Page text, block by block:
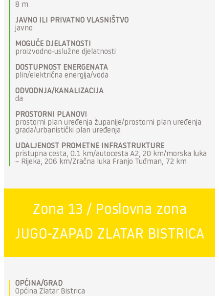
8 m
JAVNO ILI PRIVATNO VLASNIŠTVO
javno
MOGUĆE DJELATNOSTI
proizvodno-uslužne djelatnosti
DOSTUPNOST ENERGENATA
plin/električna energija/voda
ODVODNJA/KANALIZACIJA
da
PROSTORNI PLANOVI
prostorni plan uređenja županije/prostorni plan uređenja
grada/urbanistički plan uređenja
UDALJENOST PROMETNE INFRASTRUKTURE
pristupna cesta, 0.1 km/autocesta A2, 20 km/morska luka
– Rijeka, 206 km/Zračna luka Franjo Tuđman, 72 km
Zona 13 / Poslovna zona
JUGO-ZAPAD ZLATAR BISTRICA
OPĆINA/GRAD
Općina Zlatar Bistrica